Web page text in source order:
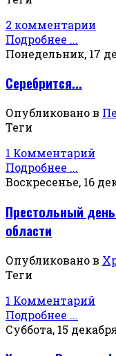
2 комментарии
Подробнее ...
Понедельник, 17
Серебрится...
Опубликовано в
Теги
1 Комментарий
Подробнее ...
Воскресенье, 16
Престольный
области
Опубликовано в
Теги
1 Комментарий
Подробнее ...
Суббота, 15